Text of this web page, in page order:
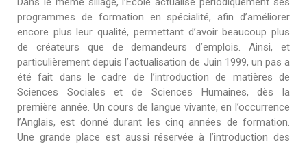
programmes de formation en spécialité, afin d’améliorer
encore plus leur qualité, permettant d’avoir beaucoup plus
de créateurs que de demandeurs d’emplois. Ainsi, et
particulièrement depuis l’actualisation de Juin 1999, un pas a
été fait dans le cadre de l’introduction de matières de
Sciences Sociales et de Sciences Humaines, dès la
première année. Un cours de langue vivante, en l’occurrence
l’Anglais, est donné durant les cinq années de formation.
Une grande place est aussi réservée à l’introduction des